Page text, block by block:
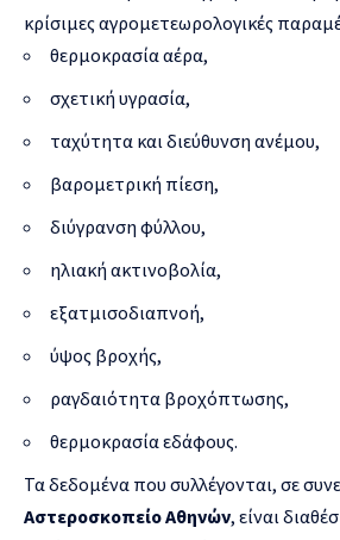
κρίσιμες αγρομετεωρολογικές
θερμοκρασία αέρα,
σχετική υγρασία,
ταχύτητα και διεύθυνση ανέμου,
βαρομετρική πίεση,
διύγρανση φύλλου,
ηλιακή ακτινοβολία,
εξατμισοδιαπνοή,
ύψος βροχής,
ραγδαιότητα βροχόπτωσης,
θερμοκρασία εδάφους.
Τα δεδομένα που συλλέγονται, σε
Αστεροσκοπείο Αθηνών, είναι